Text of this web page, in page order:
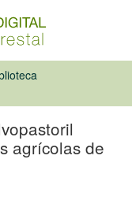
agrícolas de